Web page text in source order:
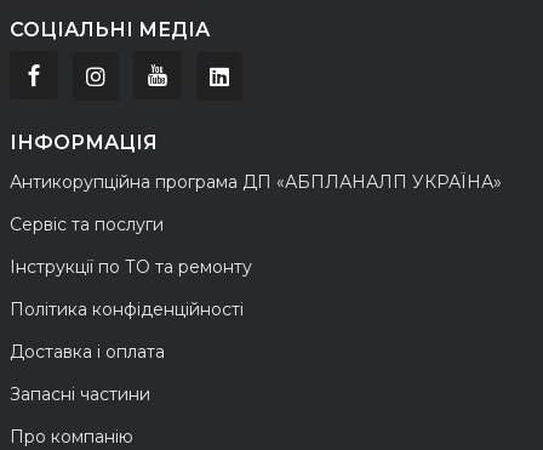
СОЦІАЛЬНІ МЕДІА
ІНФОРМАЦІЯ
Антикорупційна програма ДП «АБПЛАНАЛП УКРАЇНА»
Сервіс та послуги
Інструкції по ТО та ремонту
Політика конфіденційності
Доставка і оплата
Запасні частини
Про компанію